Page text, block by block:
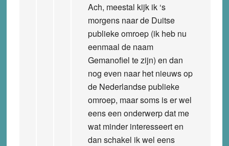
Ach, meestal kijk ik ‘s
morgens naar de Duitse
publieke omroep (ik heb nu
eenmaal de naam
Gemanofiel te zijn) en dan
nog even naar het nieuws op
de Nederlandse publieke
omroep, maar soms is er wel
eens een onderwerp dat me
wat minder interesseert en
dan schakel ik wel eens